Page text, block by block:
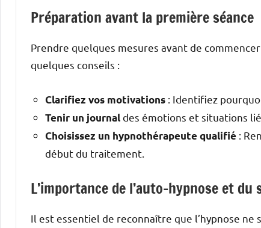
Préparation avant la première séance
Prendre quelques mesures avant de
quelques conseils :
Clarifiez vos motivations : Identifiez
Tenir un journaldes émotions et situations
Choisissez un hypnothérapeute qualifié :
début du traitement.
L’importance de l’auto-hypnose et du
Il est essentiel de reconnaître que l’hypnose ne